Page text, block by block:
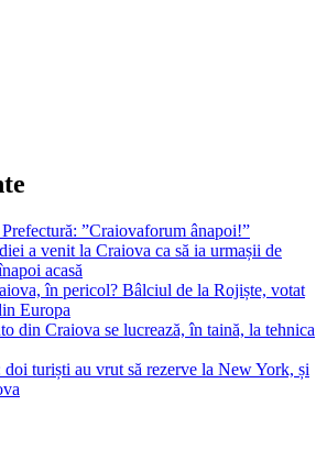
”Craiovaforum ânapoi!”
a venit la Craiova ca să ia urmașii de
acasă
în pericol? Bâlciul de la Rojiște, votat
Europa
din Craiova se lucrează, în taină, la tehnica
doi turiști au vrut să rezerve la New York, și